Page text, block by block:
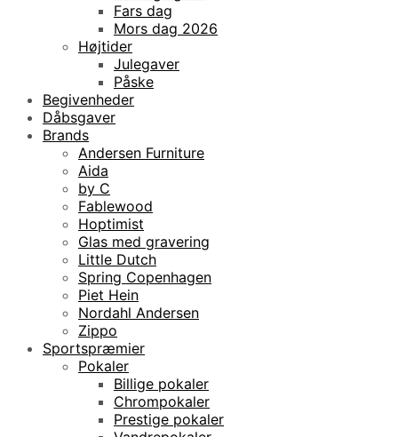
Fars dag
Mors dag 2026
Højtider
Julegaver
Påske
Begivenheder
Dåbsgaver
Brands
Andersen Furniture
Aida
by C
Fablewood
Hoptimist
Glas med gravering
Little Dutch
Spring Copenhagen
Piet Hein
Nordahl Andersen
Zippo
Sportspræmier
Pokaler
Billige pokaler
Chrompokaler
Prestige pokaler